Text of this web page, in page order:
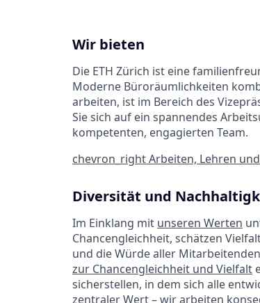
Wir bieten
Die ETH Zürich ist eine
Moderne Büroräumlichkeiten
arbeiten, ist im Bereich des
Sie sich auf ein spannendes
kompetenten, engagierten Team.
chevron_rightArbeiten, Lehren
Diversität und
Im Einklang mit unseren Werten
Chancengleichheit, schätzen
und die Würde aller
zur Chancengleichheit und Vielfalt
sicherstellen, in dem sich alle
zentraler Wert – wir arbeiten